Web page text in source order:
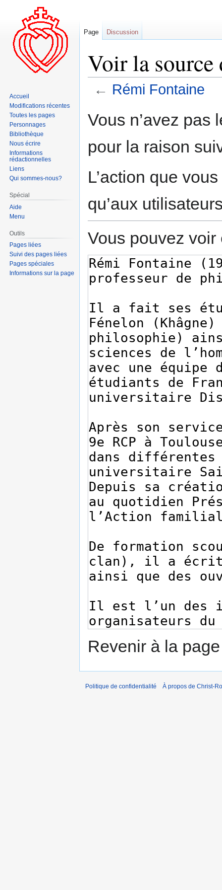
Voir la source
← Rémi Fontaine
à
navigation
à
recherche
Vous n’avez pas
pour la raison
L’action que
qu’aux
Vous pouvez
Revenir à la
Page Discussion
Accueil
Modifications récentes
Toutes les pages
Personnages
Bibliothèque
Nous écrire
Informations
rédactionnelles
Liens
Qui sommes-nous?
Spécial
Aide
Menu
Outils
Pages liées
Suivi des pages liées
Pages spéciales
Informations sur la page
Politique de confidentialité À propos de Christ-